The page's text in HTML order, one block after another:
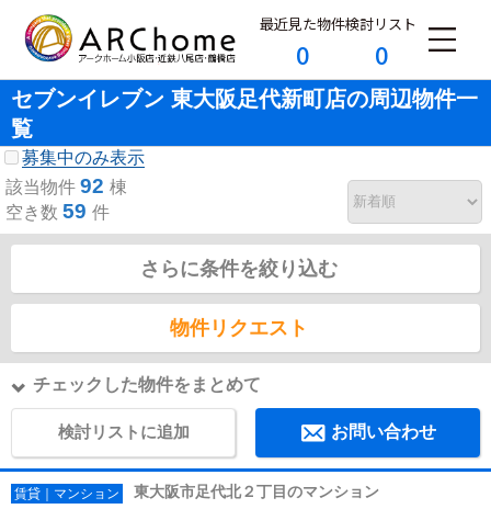
最近見た物件
0
検討リスト
0
セブンイレブン 東大阪足代新町店の周辺物件一
覧
募集中のみ表示
該当物件 92 棟
空き数 59 件
さらに条件を絞り込む
物件リクエスト
チェックした物件をまとめて
検討リストに追加 お問い合わせ
賃貸｜マンション 東大阪市足代北２丁目のマンション